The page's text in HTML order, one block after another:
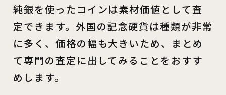
純銀を使ったコインは素材価値として査
定できます。外国の記念硬貨は種類が非常
に多く、価格の幅も大きいため、まとめ
て専門の査定に出してみることをおすす
めします。